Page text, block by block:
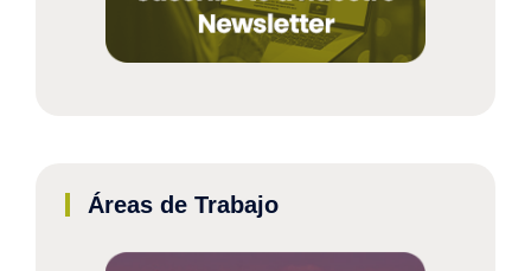
Áreas de Trabajo